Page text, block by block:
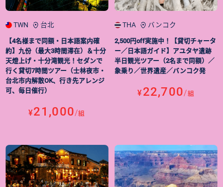
TWN 台北
【4名様まで同額・日本語案内確
約】九份（最大3時間滞在）＆十分
天燈上げ・十分滝観光！セダンで
行く貸切7時間ツアー（士林夜市・
台北市内解散OK、行き先アレンジ
可、毎日催行）
¥21,000/組
THA バンコク
2,500円off実施中！【貸切チャータ
ー／日本語ガイド】アユタヤ遺跡
半日観光ツアー（2名まで同額）／
象乗り／世界遺産／バンコク発
¥22,700/組